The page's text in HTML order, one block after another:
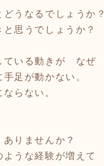
うなるでしょうか？
思うでしょうか？
ている動きが なぜ
足が動かない。
らない。
りませんか？
うな経験が増えて